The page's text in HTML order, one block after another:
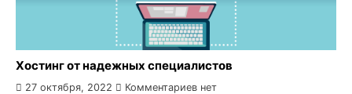
Хостинг от надежных специалистов
27 октября, 2022 Комментариев нет